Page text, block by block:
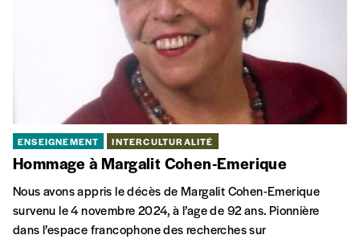
ENSEIGNEMENT INTERCULTURALITÉ
Hommage à Margalit Cohen-Emerique
Nous avons appris le décès de Margalit Cohen-Emerique
survenu le 4 novembre 2024, à l’age de 92 ans. Pionnière
dans l’espace francophone des recherches sur